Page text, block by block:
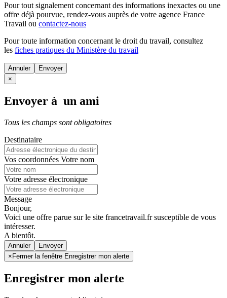
Pour tout signalement concernant des informations inexactes ou une
offre déjà pourvue, rendez-vous auprès de votre agence France
Travail ou contactez-nous
Pour toute information concernant le droit du travail, consultez
les fiches pratiques du Ministère du travail
Annuler
×
Envoyer à un ami
Tous les champs sont obligatoires
Destinataire
Vos coordonnées Votre nom
Votre adresse électronique
Message
Bonjour,
Voici une offre parue sur le site francetravail.fr susceptible de vous
intéresser.
A bientôt.
Annuler
× Fermer la fenêtre Enregistrer mon alerte
Enregistrer mon alerte